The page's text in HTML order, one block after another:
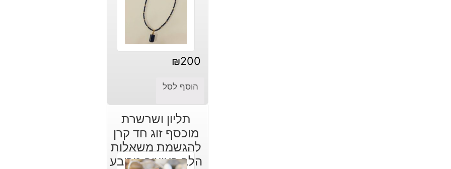
₪200
הוסף לסל
תליון ושרשרת
מוכסף זוג חד קרן
להגשמת משאלות
הלב בעיצוב מרובע